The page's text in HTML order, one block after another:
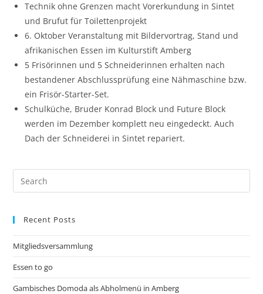
Technik ohne Grenzen macht Vorerkundung in Sintet
und Brufut für Toilettenprojekt
6. Oktober Veranstaltung mit Bildervortrag, Stand und
afrikanischen Essen im Kulturstift Amberg
5 Frisörinnen und 5 Schneiderinnen erhalten nach
bestandener Abschlussprüfung eine Nähmaschine bzw.
ein Frisör-Starter-Set.
Schulküche, Bruder Konrad Block und Future Block
werden im Dezember komplett neu eingedeckt. Auch
Dach der Schneiderei in Sintet repariert.
Recent Posts
Mitgliedsversammlung
Essen to go
Gambisches Domoda als Abholmenü in Amberg